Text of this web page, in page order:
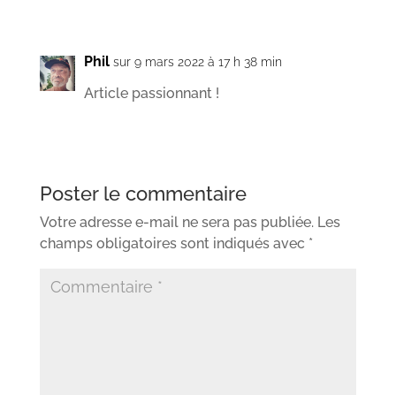
Phil sur 9 mars 2022 à 17 h 38 min
Article passionnant !
Poster le commentaire
Votre adresse e-mail ne sera pas publiée. Les
champs obligatoires sont indiqués avec *